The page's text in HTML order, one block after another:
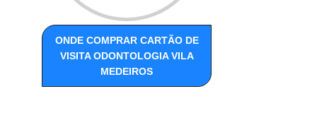
ONDE COMPRAR CARTÃO DE
VISITA ODONTOLOGIA VILA
MEDEIROS